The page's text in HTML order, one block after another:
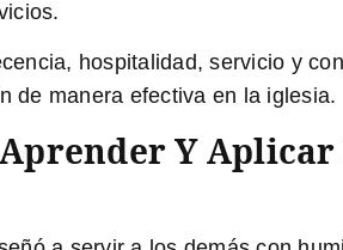
hospitalidad, servicio y
de manera efectiva en la iglesia.
Y Aplicar